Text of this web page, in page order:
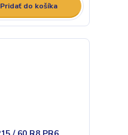
Pridať do košíka